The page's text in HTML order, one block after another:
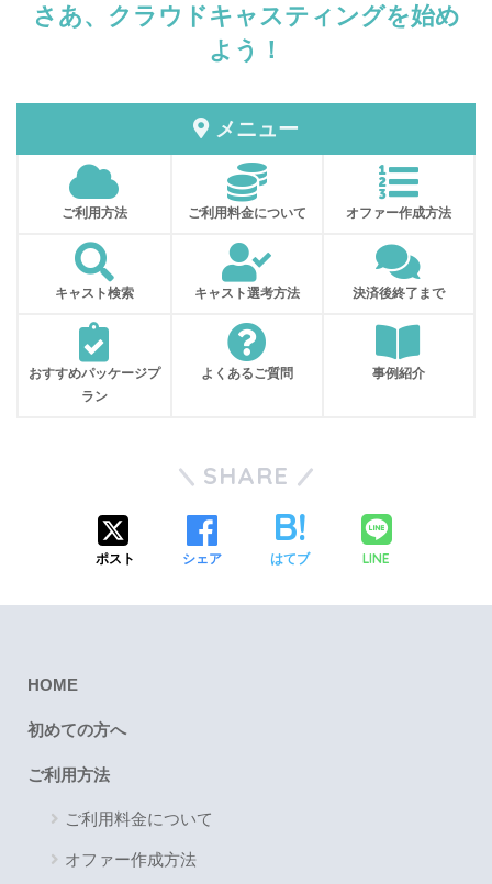
さあ、クラウドキャスティングを始め
よう！
メニュー
ご利用方法 ご利用料金について オファー作成方法
キャスト検索 キャスト選考方法 決済後終了まで
おすすめパッケージプ
ラン
よくあるご質問 事例紹介
SHARE
ポスト シェア はてブ LINE
HOME
初めての方へ
ご利用方法
ご利用料金について
オファー作成方法